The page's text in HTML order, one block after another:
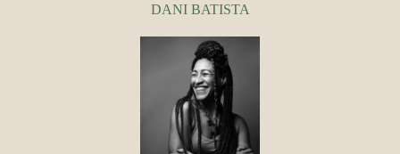
DANI BATISTA